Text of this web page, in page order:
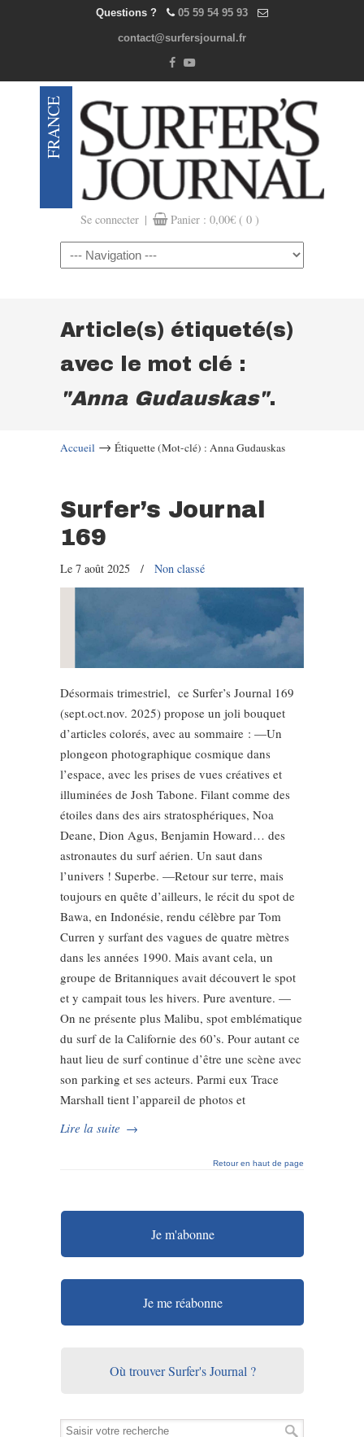
Questions ? 05 59 54 95 93
contact@surfersjournal.fr
Se connecter | Panier : 0,00€ ( 0 )
Navigation
Article(s) étiqueté(s)
avec le mot clé :
"Anna Gudauskas".
Accueil → Étiquette (Mot-clé) : Anna Gudauskas
Surfer’s Journal
169
Le 7 août 2025 / Non classé
Désormais trimestriel, ce Surfer’s Journal 169
(sept.oct.nov. 2025) propose un joli bouquet
d’articles colorés, avec au sommaire : —Un
plongeon photographique cosmique dans
l’espace, avec les prises de vues créatives et
illuminées de Josh Tabone. Filant comme des
étoiles dans des airs stratosphériques, Noa
Deane, Dion Agus, Benjamin Howard… des
astronautes du surf aérien. Un saut dans
l’univers ! Superbe. —Retour sur terre, mais
toujours en quête d’ailleurs, le récit du spot de
Bawa, en Indonésie, rendu célèbre par Tom
Curren y surfant des vagues de quatre mètres
dans les années 1990. Mais avant cela, un
groupe de Britanniques avait découvert le spot
et y campait tous les hivers. Pure aventure. —
On ne présente plus Malibu, spot emblématique
du surf de la Californie des 60’s. Pour autant ce
haut lieu de surf continue d’être une scène avec
son parking et ses acteurs. Parmi eux Trace
Marshall tient l’appareil de photos et
Lire la suite →
Retour en haut de page
Je m'abonne
Je me réabonne
Où trouver Surfer's Journal ?